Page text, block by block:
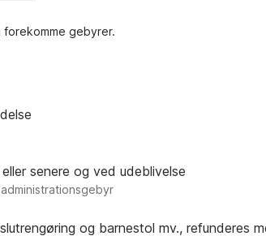
gebyrer.
senere og ved udeblivelse
og barnestol mv., refunderes